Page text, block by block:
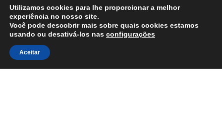
Utilizamos cookies para lhe proporcionar a melhor
experiência no nosso site.
Você pode descobrir mais sobre quais cookies estamos
usando ou desativá-los nas configurações
Aceitar